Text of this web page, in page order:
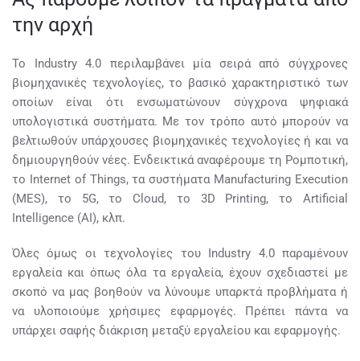
την αρχή
Το Industry 4.0 περιλαμβάνει μία σειρά από σύγχρονες
βιομηχανικές τεχνολογίες, το βασικό χαρακτηριστικό των
οποίων είναι ότι ενσωματώνουν σύγχρονα ψηφιακά
υπολογιστικά συστήματα. Με τον τρόπο αυτό μπορούν να
βελτιωθούν υπάρχουσες βιομηχανικές τεχνολογίες ή και να
δημιουργηθούν νέες. Ενδεικτικά αναφέρουμε τη Ρομποτική,
το Internet of Things, τα συστήματα Manufacturing Execution
(MES), το 5G, το Cloud, το 3D Printing, το Artificial
Intelligence (AI), κλπ.
Όλες όμως οι τεχνολογίες του Industry 4.0 παραμένουν
εργαλεία και όπως όλα τα εργαλεία, έχουν σχεδιαστεί με
σκοπό να μας βοηθούν να λύνουμε υπαρκτά προβλήματα ή
να υλοποιούμε χρήσιμες εφαρμογές. Πρέπει πάντα να
υπάρχει σαφής διάκριση μεταξύ εργαλείου και εφαρμογής.